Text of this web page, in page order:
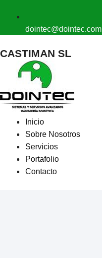
dointec@dointec.com
CASTIMAN SL
Inicio
Sobre Nosotros
Servicios
Portafolio
Contacto